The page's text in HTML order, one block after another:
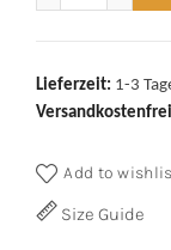
Lieferzeit: 1-3
Add to
Size Guide